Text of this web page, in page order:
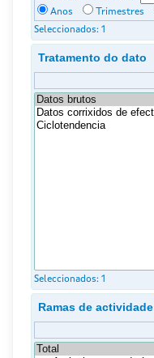
Anos
Trimestres
Seleccionados: 1
Tratamento do dato
Seleccionados: 1
Ramas de actividade